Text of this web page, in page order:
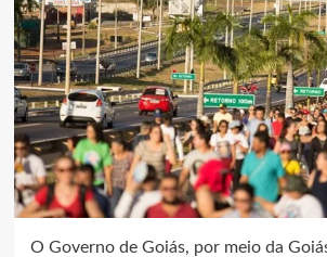
O Governo de Goiás, por meio da